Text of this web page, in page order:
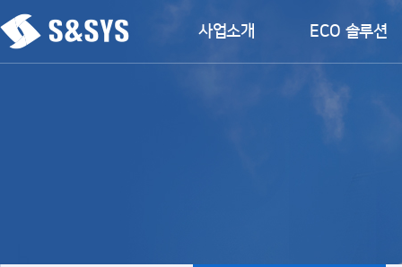
사업소개 ECO 솔루션